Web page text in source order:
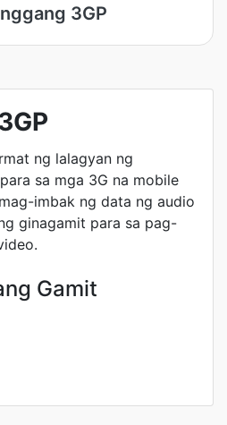
3GP
ng lalagyan ng
sa mga 3G na mobile
imbak ng data ng audio
ginagamit para sa pag-
Gamit